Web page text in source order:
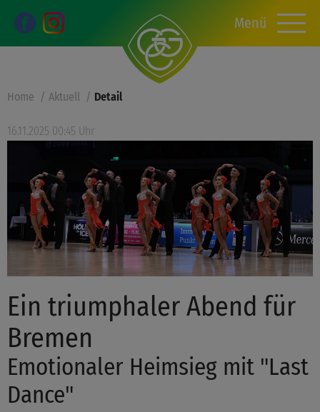
Home Aktuell Detail
16.11.2025 00:45 Uhr
Ein triumphaler Abend für
Bremen
Emotionaler Heimsieg mit "Last
Dance"
Menü